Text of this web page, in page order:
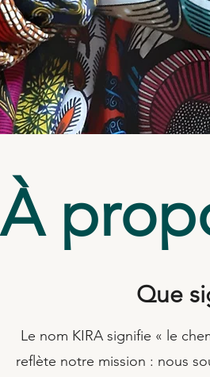
À
Que
Le nom KIRA signifie « le
reflète notre mission : nous